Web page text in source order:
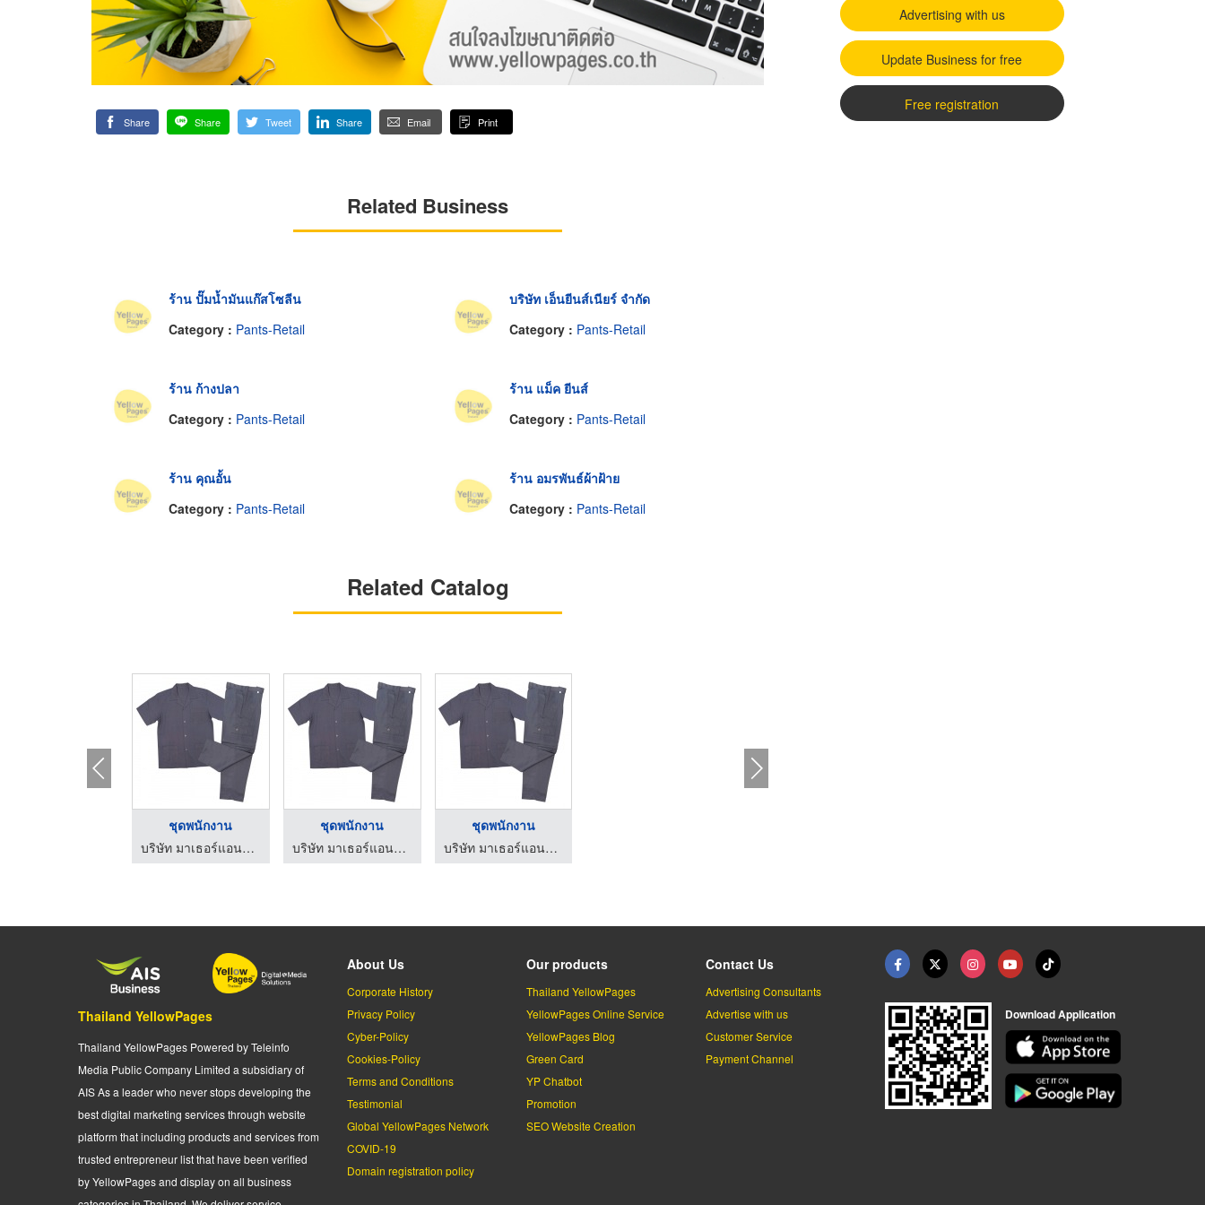
Share Share Tweet Share Email Print
Related Business
ร้าน ปั๊มน้ำมันแก๊สโซลีน
Category : Pants-Retail
บริษัท เอ็นยีนส์เนียร์ จำกัด
Category : Pants-Retail
ร้าน ก้างปลา
Category : Pants-Retail
ร้าน แม็ค ยีนส์
Category : Pants-Retail
ร้าน คุณอั้น
Category : Pants-Retail
ร้าน อมรพันธ์ผ้าฝ้าย
Category : Pants-Retail
Related Catalog
ชุดพนักงาน
บริษัท มาเธอร์แอนด์เซ็น จำกัด
ชุดพนักงาน
บริษัท มาเธอร์แอนด์เซ็น จำกัด
ชุดพนักงาน
บริษัท มาเธอร์แอนด์เซ็น จำกัด
Advertising with us
Update Business for free
Free registration
Thailand YellowPages
Thailand YellowPages Powered by Teleinfo
Media Public Company Limited a subsidiary of
AIS As a leader who never stops developing the
best digital marketing services through website
platform that including products and services from
trusted entrepreneur list that have been verified
by YellowPages and display on all business
About Us
Corporate History
Privacy Policy
Cyber-Policy
Cookies-Policy
Terms and Conditions
Testimonial
Global YellowPages Network
COVID-19
Domain registration policy
Our products
Thailand YellowPages
YellowPages Online Service
YellowPages Blog
Green Card
YP Chatbot
Promotion
SEO Website Creation
Contact Us
Advertising Consultants
Advertise with us
Customer Service
Payment Channel
Download Application